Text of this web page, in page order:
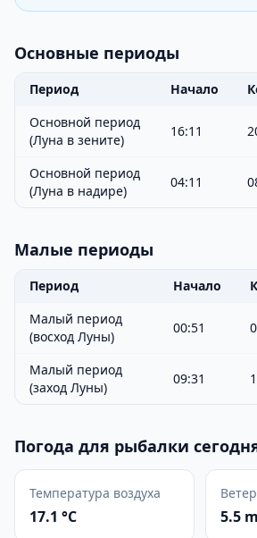
Основные периоды
Период Начало
Основной период
(Луна в зените)
16:11
Основной период
(Луна в надире)
04:11
Малые периоды
Период Начало
Малый период
(восход Луны)
00:51
Малый период
(заход Луны)
09:31
Погода для рыбалки
Температура воздуха
17.1 °C
Ветер
5.5